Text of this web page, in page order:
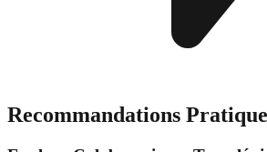
Recommandations